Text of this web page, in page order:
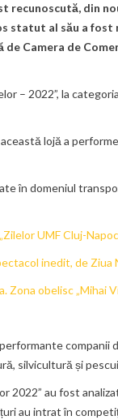
recunoscută, din
statut al său a
de Camera de
– 2022”, la
lojă a
în domeniul
UMF Cluj-
inedit, de Ziua
Zona obelisc „Mihai
performante
silvicultură și
2022” au fost
au intrat în